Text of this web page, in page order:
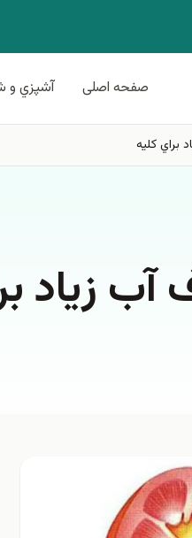
صفحه اصلی آشپزي و
كليه
زياد